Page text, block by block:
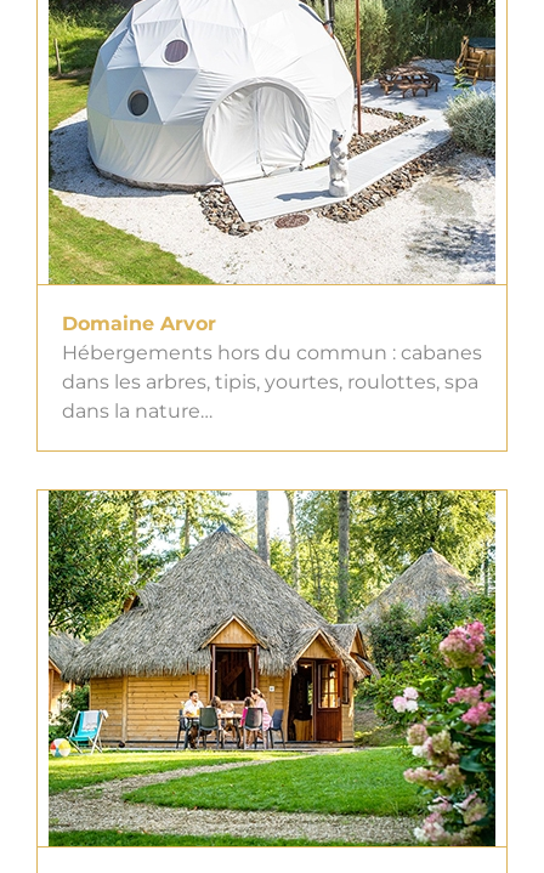
Domaine Arvor
Hébergements hors du commun : cabanes
dans les arbres, tipis, yourtes, roulottes, spa
dans la nature…